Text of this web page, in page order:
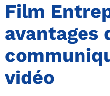
Film
avantages
vidéo